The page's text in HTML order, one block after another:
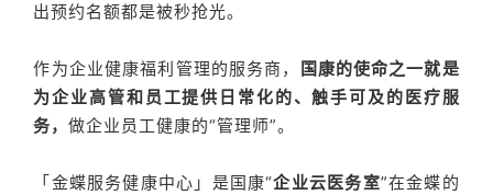
出预约名额都是被秒抢光。
作为企业健康福利管理的服务商， 国康的使命之一就是
为企业高管和员工提供日常化的、触手可及的医疗服
务，做企业员工健康的“管理师”。
「金蝶服务健康中心」是国康“企业云医务室”在金蝶的